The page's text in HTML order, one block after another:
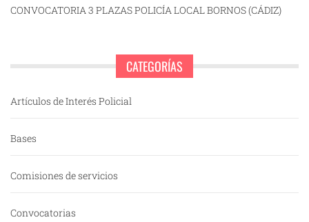
CONVOCATORIA 3 PLAZAS POLICÍA LOCAL BORNOS (CÁDIZ)
CATEGORÍAS
Artículos de Interés Policial
Bases
Comisiones de servicios
Convocatorias